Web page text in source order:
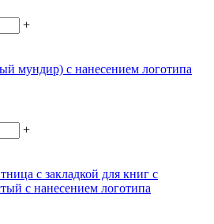
+
мундир) с нанесением логотипа
+
с закладкой для книг с
с нанесением логотипа